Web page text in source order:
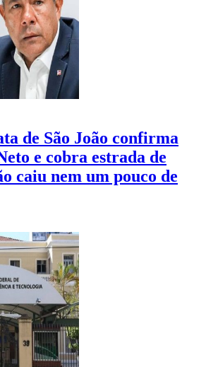
de São João confirma
e cobra estrada de
caiu nem um pouco de